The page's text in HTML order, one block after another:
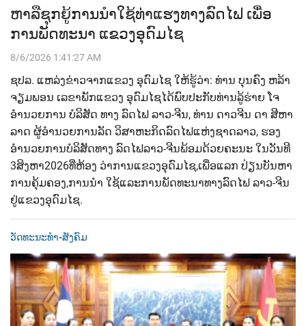
ຫາລືຊຸກຍູ້ການນຳໃຊ້ທ່າແຮງທາງລົດໄຟ ເພື່ອ
ການພັດທະນາ ແຂວງອຸດົມໄຊ
8/6/2026 1:41:27 AM
ຊປລ.​ ແຫລ່ງຂ່າວຈາກແຂວງ ອຸດົມໄຊ​ ໃຫ້ຮູ້ວ່າ:​ ທ່ານ​ ບຸນຄົງ​ ຫລ້າ
ຈຽມພອນ​ ເລຂາພັກແຂວງ ອຸດົມໄຊ​ໄດ້ພົບປະກັບ​ທ່ານ​ລູ້ຮ່າຍ ໂຈ​
ອຳນວຍການ​ ບໍລິສັດ​ ທາງ ລົດໄຟ​ ລາວ-ຈີນ,​ ທ່ານ​ ດາວຈີນ ດາ​ ສີຫາ
ລາດ​ ຜູ້ອຳນວຍການລັດ ວິສາຫະກິດລົດໄຟແຫ່ງຊາດລາວ,​ ຮອງ
ອຳນວຍການບໍລິສັດທາງ ລົດໄຟ​ລາວ-ຈີນ​ພ້ອມດ້ວຍຄະນະ​ ໃນວັນທີ​
3​ສິງຫາ​2026​ທີ່ຫ້ອງ ວ່າການ​ແຂວງອຸດົມໄຊ,​ເພື່ອແລກ​ ປ່ຽນບັນຫາ
ການຄຸ້ມຄອງ,​ການນຳ ໃຊ້​ແລະ​ການພັດທະນາທາງລົດໄຟ​ ລາວ-ຈີນ​
ຢູ່​ແຂວງອຸດົມໄຊ.
ວັດທະນະທຳ-ສັງຄົມ